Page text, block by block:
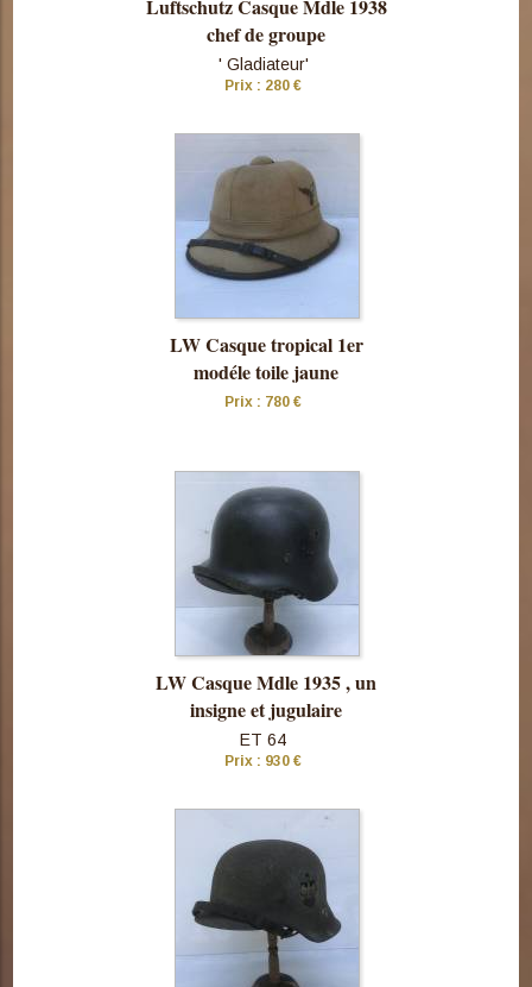
cette pièce
Luftschutz Casque Mdle 1938
chef de groupe
' Gladiateur'
Prix : 280 €
cette pièce
LW Casque tropical 1er
modéle toile jaune
Prix : 780 €
cette pièce
LW Casque Mdle 1935 , un
insigne et jugulaire
ET 64
Prix : 930 €